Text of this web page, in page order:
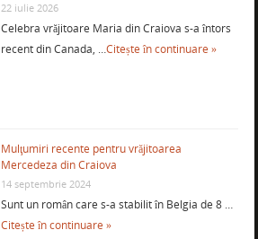
22 iulie 2026
Celebra vrăjitoare Maria din Craiova s-a întors
recent din Canada, …Citește în continuare »
Mulţumiri recente pentru vrăjitoarea
Mercedeza din Craiova
14 septembrie 2024
Sunt un român care s-a stabilit în Belgia de 8 …
Citește în continuare »